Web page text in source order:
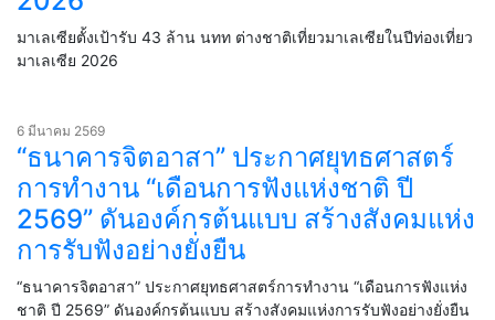
มาเลเซียตั้งเป้ารับ 43 ล้าน นทท ต่างชาติเที่ยวมาเลเซียในปีท่องเที่ยว
มาเลเซีย 2026
6 มีนาคม 2569
“ธนาคารจิตอาสา” ประกาศยุทธศาสตร์
การทำงาน “เดือนการฟังแห่งชาติ ปี
2569” ดันองค์กรต้นแบบ สร้างสังคมแห่ง
การรับฟังอย่างยั่งยืน
“ธนาคารจิตอาสา” ประกาศยุทธศาสตร์การทำงาน “เดือนการฟังแห่ง
ชาติ ปี 2569” ดันองค์กรต้นแบบ สร้างสังคมแห่งการรับฟังอย่างยั่งยืน